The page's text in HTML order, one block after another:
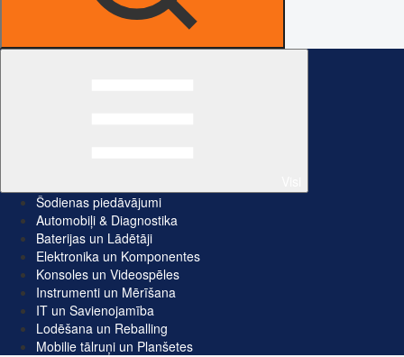
Šodienas piedāvājumi
Automobiļi & Diagnostika
Baterijas un Lādētāji
Elektronika un Komponentes
Konsoles un Videospēles
Instrumenti un Mērīšana
IT un Savienojamība
Lodēšana un Reballing
Mobilie tālruņi un Planšetes